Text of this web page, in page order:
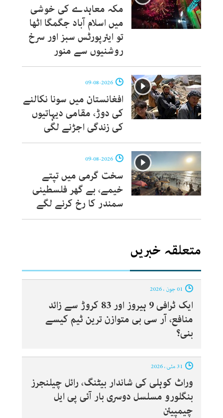
مکہ معاہدے کی خوشی
میں اسلام آباد جگمگا اٹھا
تو ایئرپورٹس سبز اور سرخ
روشنیوں سے منور
افغانستان میں سونا نکالنے
کی دوڑ، مقامی دیہاتیوں
کی زندگی اجڑنے لگی
سخت گرمی میں تپتے
خیمے، بے گھر فلسطینی
سمندر کا رخ کرنے لگے
متعلقہ خبریں
ایک ٹرافی 9 ہیروز اور 83 کروڑ سے زائد
منافع، آر سی بی متوازن ترین ٹیم کیسے
بنی؟
وراٹ کوہلی کی شاندار بیٹنگ، رائل چیلنجرز
بنگلورو مسلسل دوسری بار آئی پی ایل
چیمپیئن